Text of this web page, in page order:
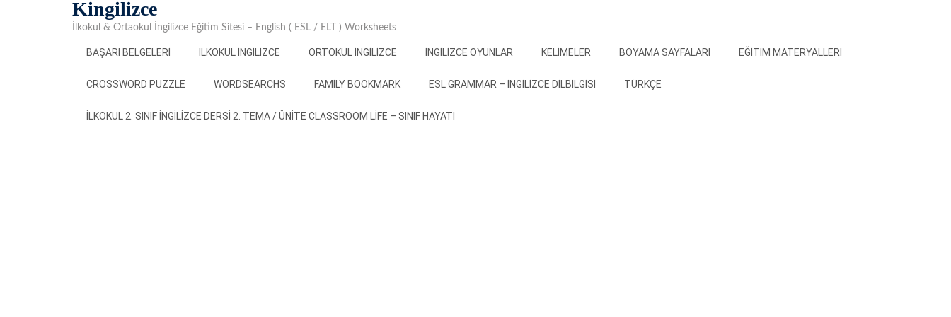
Kingilizce
İlkokul & Ortaokul İngilizce Eğitim Sitesi – English ( ESL / ELT ) Worksheets
BAŞARI BELGELERI İLKOKUL İNGILIZCE ORTOKUL İNGILIZCE İNGILIZCE OYUNLAR KELIMELER BOYAMA SAYFALARI EĞITIM MATERYALLERI
CROSSWORD PUZZLE WORDSEARCHS FAMILY BOOKMARK ESL GRAMMAR – İNGILIZCE DILBILGISI TÜRKÇE
İLKOKUL 2. SINIF İNGILIZCE DERSI 2. TEMA / ÜNITE CLASSROOM LIFE – SINIF HAYATI